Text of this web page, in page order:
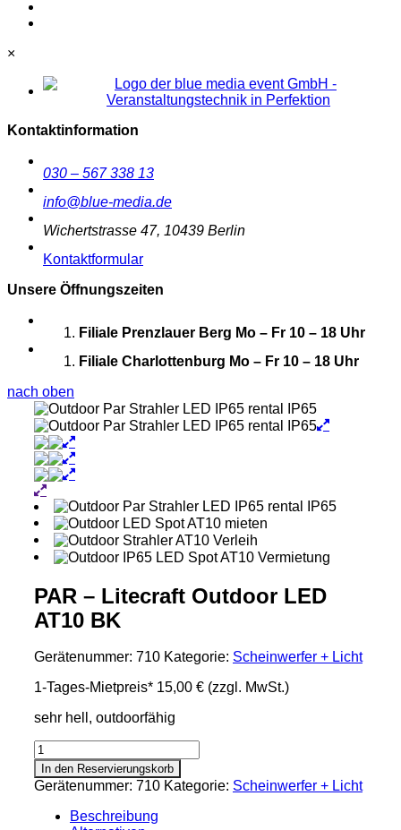
×
Kontaktinformation
030 – 567 338 13
info@blue-media.de
Wichertstrasse 47, 10439 Berlin
Kontaktformular
Unsere Öffnungszeiten
Filiale Prenzlauer Berg Mo – Fr 10 – 18 Uhr
Filiale Charlottenburg Mo – Fr 10 – 18 Uhr
nach oben
PAR – Litecraft Outdoor LED
AT10 BK
Gerätenummer: 710 Kategorie: Scheinwerfer + Licht
1-Tages-Mietpreis* 15,00 € (zzgl. MwSt.)
sehr hell, outdoorfähig
PAR
-
Litecraft
Outdoor
LED
In den Reservierungskorb
Gerätenummer: 710 Kategorie: Scheinwerfer + Licht
Beschreibung